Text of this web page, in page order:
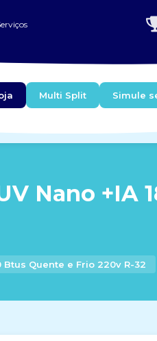
Multi Split Simule
Nano +IA
Quente e Frio 220v R-32